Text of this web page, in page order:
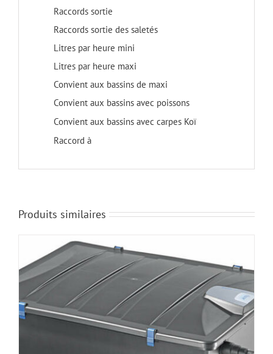
Raccords sortie
Raccords sortie des saletés
Litres par heure mini
Litres par heure maxi
Convient aux bassins de maxi
Convient aux bassins avec poissons
Convient aux bassins avec carpes Koï
Raccord à
Produits similaires